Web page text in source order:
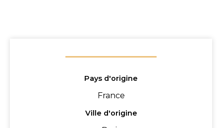
Pays d'origine
France
Ville d'origine